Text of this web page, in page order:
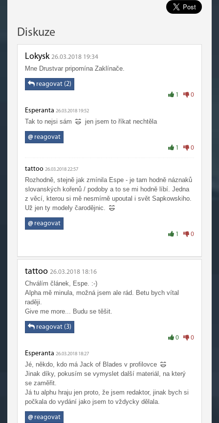
Diskuze
Lokysk 26.03.2018 19:34
Mne Drustvar pripomína Zaklínače.
reagovat (2)
1 0
Esperanta 26.03.2018 19:52
Tak to nejsi sám jen jsem to říkat nechtěla
@reagovat
1 0
tattoo 26.03.2018 22:57
Rozhodně, stejně jak zmínila Espe - je tam hodně náznaků
slovanských kořenů / podoby a to se mi hodně líbí. Jedna
z věcí, kterou si mě nesmírně upoutal i svět Sapkowskiho.
Už jen ty modely čarodějnic.
@reagovat
1 0
tattoo 26.03.2018 18:16
Chválím článek, Espe. :-)
Alpha mě minula, možná jsem ale rád. Betu bych vítal
raději.
Give me more... Budu se těšit.
reagovat (3)
0 0
Esperanta 26.03.2018 18:27
Jé, někdo, kdo má Jack of Blades v profilovce
Jinak díky, pokusím se vymyslet další materiál, na který
se zaměřit.
Já tu alphu hraju jen proto, že jsem redaktor, jinak bych si
počkala do vydání jako jsem to vždycky dělala.
@reagovat